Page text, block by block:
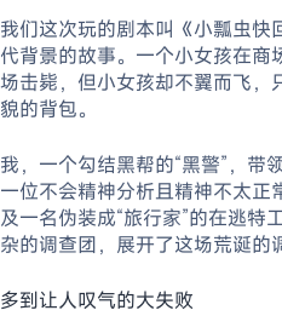
我们这次玩的剧本叫《小瓢虫快
代背景的故事。一个小女孩在商
场击毙，但小女孩却不翼而飞，
貌的背包。
我，一个勾结黑帮的“黑警”，带
一位不会精神分析且精神不太正
及一名伪装成“旅行家”的在逃特
杂的调查团，展开了这场荒诞的
多到让人叹气的大失败